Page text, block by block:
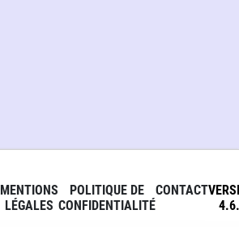
MENTIONS
LÉGALES
POLITIQUE DE
CONFIDENTIALITÉ
CONTACT